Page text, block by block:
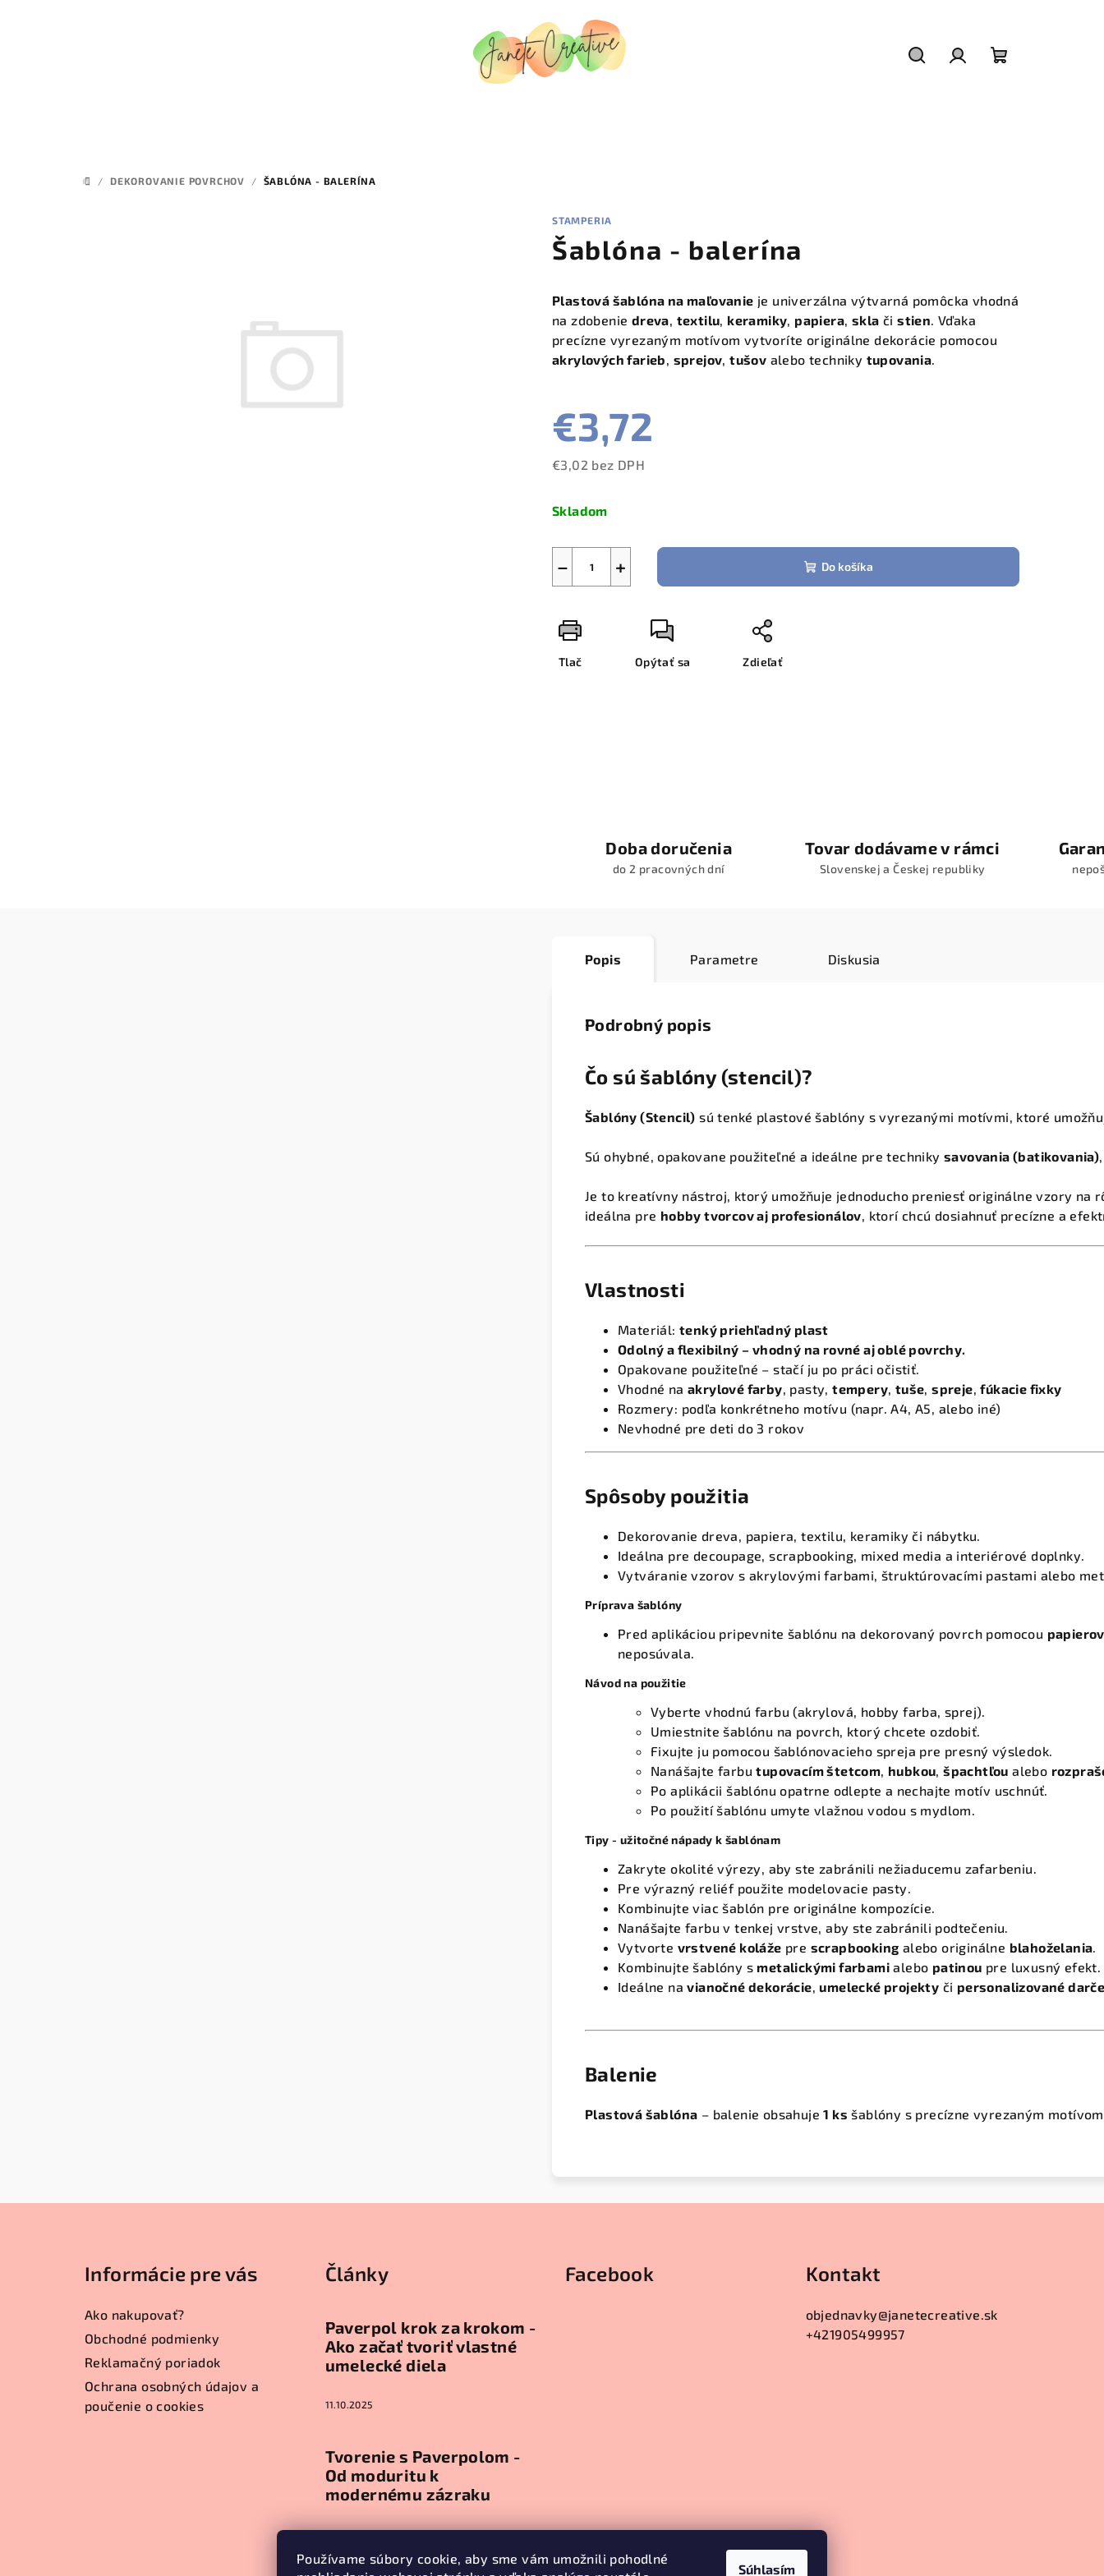
Používame súbory cookie, aby sme vám umožnili pohodlné
Súhlasím
DOMOV
/ DEKOROVANIE POVRCHOV / ŠABLÓNA - BALERÍNA
STAMPERIA
Šablóna - balerína
Plastová šablóna na maľovanie je univerzálna výtvarná pomôcka vhodná
na zdobenie dreva textilu keramiky papiera skla čistien . Vďaka
precízne vyrezaným motívom vytvoríte originálne dekorácie pomocou
akrylových farieb sprejov ,tušov alebo techniky tupovania
€3,72
€3,02 bez DPH
cena:
Skladom
+
− Do košíka
Tlač Opýtať sa Zdieľať
Doba doručenia
do 2 pracovných dní
Tovar dodávame v rámci
Slovenskej a Českej republiky
Popis Parametre Diskusia
Podrobný popis
Čo sú šablóny (stencil)?
Šablóny (Stencil) sú tenké plastové šablóny s vyrezanými motívmi, ktoré
Sú ohybné, opakovane použiteľné a ideálne pre techniky savovania (batikovania)
Je to kreatívny nástroj, ktorý umožňuje jednoducho preniesť originálne vzory na
ideálna pre hobby tvorcov aj profesionálov , ktorí chcú dosiahnuť precízne a
Vlastnosti
Materiál: tenký priehľadný plast
Odolný a flexibilný – vhodný na rovné aj oblé povrchy.
Opakovane použiteľné – stačí ju po práci očistiť.
Vhodné na akrylové farby , pasty,tempery tuše ,spreje ,fúkacie fixky
Rozmery: podľa konkrétneho motívu (napr. A4, A5, alebo iné)
Nevhodné pre deti do 3 rokov
Spôsoby použitia
Dekorovanie dreva, papiera, textilu, keramiky či nábytku.
Ideálna pre decoupage, scrapbooking, mixed media a interiérové doplnky.
Vytváranie vzorov s akrylovými farbami, štruktúrovacími pastami alebo
Príprava šablóny
Pred aplikáciou pripevnite šablónu na dekorovaný povrch pomocou
neposúvala.
Návod na použitie
Vyberte vhodnú farbu (akrylová, hobby farba, sprej).
Umiestnite šablónu na povrch, ktorý chcete ozdobiť.
Fixujte ju pomocou šablónovacieho spreja pre presný výsledok.
Nanášajte farbutupovacím štetcom hubkou ,špachtľou alebo
Po aplikácii šablónu opatrne odlepte a nechajte motív uschnúť.
Po použití šablónu umyte vlažnou vodou s mydlom.
Tipy - užitočné nápady k šablónam
Zakryte okolité výrezy, aby ste zabránili nežiaducemu zafarbeniu.
Pre výrazný reliéf použite modelovacie pasty.
Kombinujte viac šablón pre originálne kompozície.
Nanášajte farbu v tenkej vrstve, aby ste zabránili podtečeniu.
Vytvorte vrstvené koláže pre scrapbooking alebo originálne blahoželania
Kombinujte šablóny s metalickými farbami alebo patinou pre luxusný efekt.
Ideálne navianočné dekorácie umelecké projekty či personalizované
Balenie
Plastová šablóna – balenie obsahuje1 ks šablóny s precízne vyrezaným
Informácie pre vás
Ako nakupovať?
Obchodné podmienky
Reklamačný poriadok
Ochrana osobných údajov a
poučenie o cookies
Články
Paverpol krok za krokom -
Ako začať tvoriť vlastné
umelecké diela
11.10.2025
Tvorenie s Paverpolom -
Od moduritu k
modernému zázraku
11.10.2025
Facebook Kontakt
objednavky@janetecreative.sk
+421905499957